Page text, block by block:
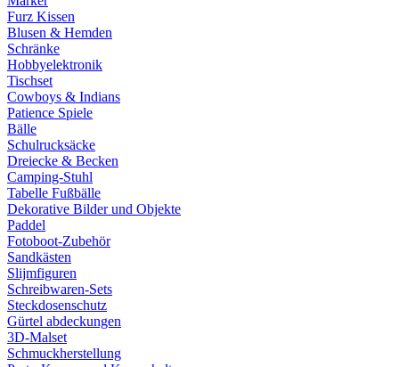
Furz Kissen
Blusen & Hemden
Schränke
Hobbyelektronik
Tischset
Cowboys & Indians
Patience Spiele
Bälle
Schulrucksäcke
Dreiecke & Becken
Camping-Stuhl
Tabelle Fußbälle
Dekorative Bilder und Objekte
Paddel
Fotoboot-Zubehör
Sandkästen
Slijmfiguren
Schreibwaren-Sets
Steckdosenschutz
Gürtel abdeckungen
3D-Malset
Schmuckherstellung